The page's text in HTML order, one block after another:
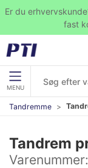
Er du
fast
MENU
Tandremme
Tandrem
Varenummer: